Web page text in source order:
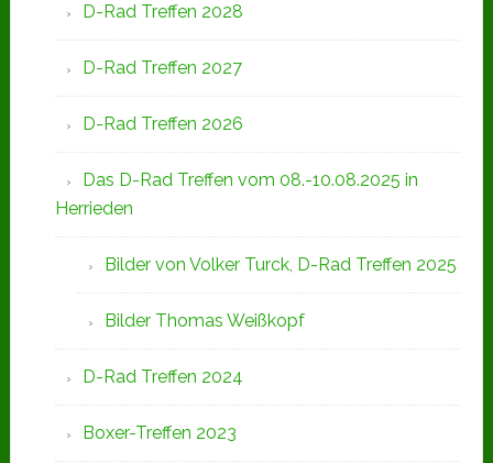
D-Rad Treffen 2028
D-Rad Treffen 2027
D-Rad Treffen 2026
Das D-Rad Treffen vom 08.-10.08.2025 in
Herrieden
Bilder von Volker Turck, D-Rad Treffen 2025
Bilder Thomas Weißkopf
D-Rad Treffen 2024
Boxer-Treffen 2023